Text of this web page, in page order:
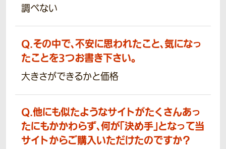
調べない
Q.その中で、不安に思われたこと、気になっ
たことを3つお書き下さい。
大きさができるかと価格
Q.他にも似たようなサイトがたくさんあっ
たにもかかわらず、何が「決め手」となって当
サイトからご購入いただけたのですか？